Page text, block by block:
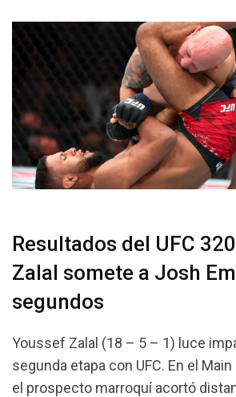
Resultados del UFC
Zalal somete a Josh
segundos
Youssef Zalal (18 – 5 – 1) luce
segunda etapa con UFC. En el Main
el prospecto marroquí acortó